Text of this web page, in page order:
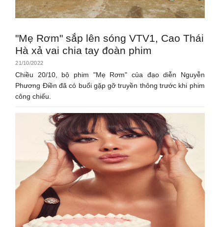
"Mẹ Rơm" sắp lên sóng VTV1, Cao Thái
Hà xả vai chia tay đoàn phim
21/10/2022
Chiều 20/10, bộ phim "Mẹ Rơm" của đạo diễn Nguyễn
Phương Điền đã có buổi gặp gỡ truyền thông trước khi phim
công chiếu.